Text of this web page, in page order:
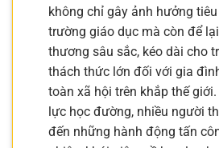
không chỉ gây ảnh hưởng
trường giáo dục mà còn để
thương sâu sắc, kéo dài cho
thách thức lớn đối với gia
toàn xã hội trên khắp thế
lực học đường, nhiều người
đến những hành động tấn